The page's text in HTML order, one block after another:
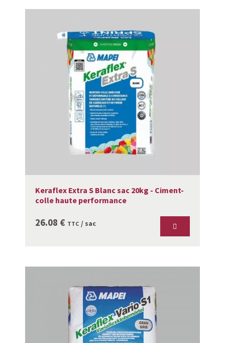
Keraflex Extra S Blanc sac 20kg - Ciment-
colle haute performance
26.08 € TTC / sac